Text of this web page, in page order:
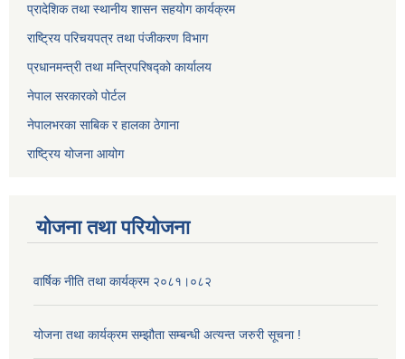
प्रादेशिक तथा स्थानीय शासन सहयोग कार्यक्रम
राष्ट्रिय परिचयपत्र तथा पंजीकरण विभाग
प्रधानमन्त्री तथा मन्त्रिपरिषद्को कार्यालय
नेपाल सरकारको पोर्टल
नेपालभरका साबिक र हालका ठेगाना
राष्ट्रिय योजना आयोग
योजना तथा परियोजना
वार्षिक नीति तथा कार्यक्रम २०८१।०८२
योजना तथा कार्यक्रम सम्झौता सम्बन्धी अत्यन्त जरुरी सूचना !